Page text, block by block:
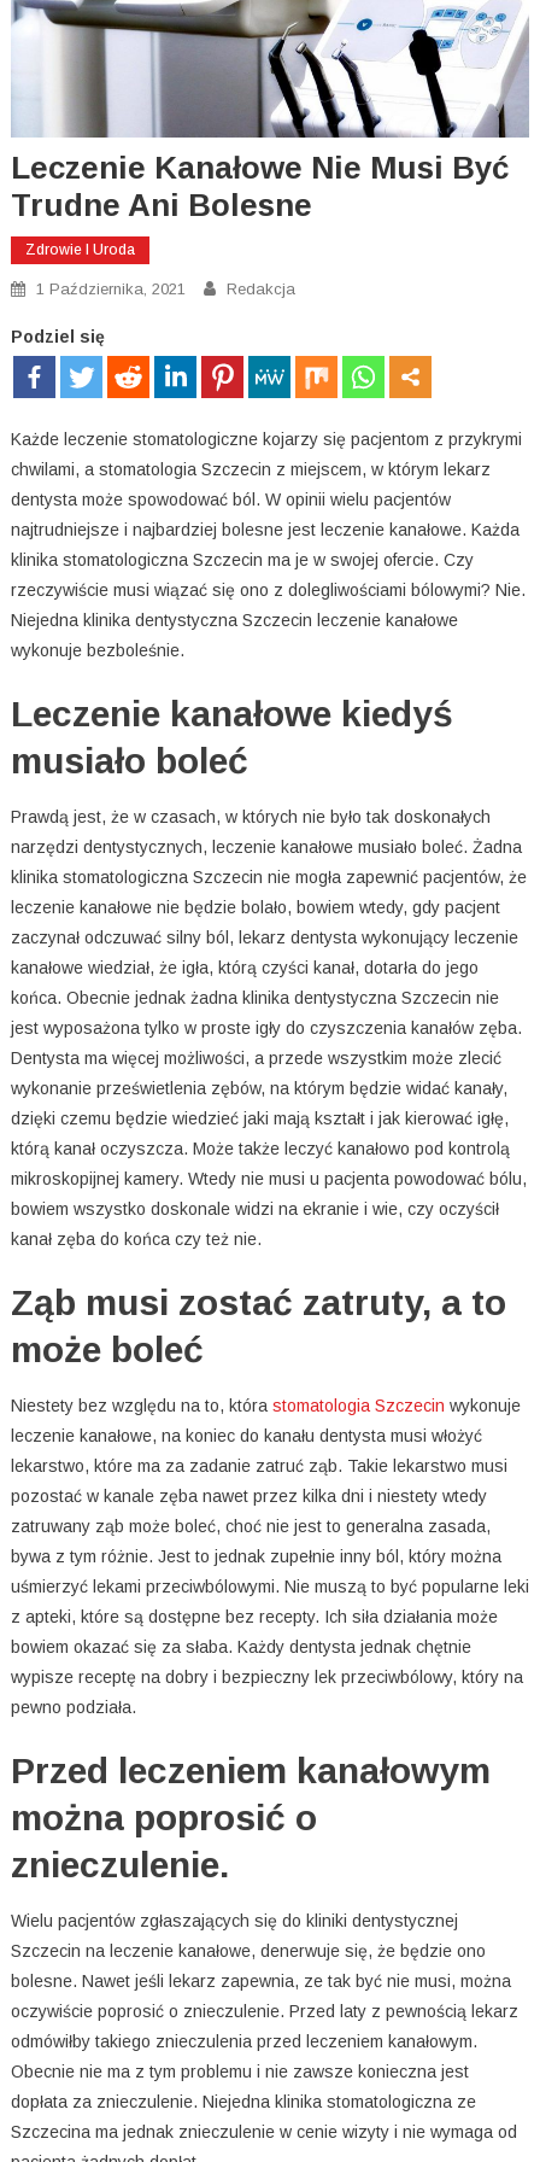
Leczenie Kanałowe Nie Musi Być
Trudne Ani Bolesne
Zdrowie I Uroda
1 Października, 2021 Redakcja
Podziel się
Każde leczenie stomatologiczne kojarzy się pacjentom z przykrymi
chwilami, a stomatologia Szczecin z miejscem, w którym lekarz
dentysta może spowodować ból. W opinii wielu pacjentów
najtrudniejsze i najbardziej bolesne jest leczenie kanałowe. Każda
klinika stomatologiczna Szczecin ma je w swojej ofercie. Czy
rzeczywiście musi wiązać się ono z dolegliwościami bólowymi? Nie.
Niejedna klinika dentystyczna Szczecin leczenie kanałowe
wykonuje bezboleśnie.
Leczenie kanałowe kiedyś
musiało boleć
Prawdą jest, że w czasach, w których nie było tak doskonałych
narzędzi dentystycznych, leczenie kanałowe musiało boleć. Żadna
klinika stomatologiczna Szczecin nie mogła zapewnić pacjentów, że
leczenie kanałowe nie będzie bolało, bowiem wtedy, gdy pacjent
zaczynał odczuwać silny ból, lekarz dentysta wykonujący leczenie
kanałowe wiedział, że igła, którą czyści kanał, dotarła do jego
końca. Obecnie jednak żadna klinika dentystyczna Szczecin nie
jest wyposażona tylko w proste igły do czyszczenia kanałów zęba.
Dentysta ma więcej możliwości, a przede wszystkim może zlecić
wykonanie prześwietlenia zębów, na którym będzie widać kanały,
dzięki czemu będzie wiedzieć jaki mają kształt i jak kierować igłę,
którą kanał oczyszcza. Może także leczyć kanałowo pod kontrolą
mikroskopijnej kamery. Wtedy nie musi u pacjenta powodować bólu,
bowiem wszystko doskonale widzi na ekranie i wie, czy oczyścił
kanał zęba do końca czy też nie.
Ząb musi zostać zatruty, a to
może boleć
Niestety bez względu na to, która stomatologia Szczecin wykonuje
leczenie kanałowe, na koniec do kanału dentysta musi włożyć
lekarstwo, które ma za zadanie zatruć ząb. Takie lekarstwo musi
pozostać w kanale zęba nawet przez kilka dni i niestety wtedy
zatruwany ząb może boleć, choć nie jest to generalna zasada,
bywa z tym różnie. Jest to jednak zupełnie inny ból, który można
uśmierzyć lekami przeciwbólowymi. Nie muszą to być popularne leki
z apteki, które są dostępne bez recepty. Ich siła działania może
bowiem okazać się za słaba. Każdy dentysta jednak chętnie
wypisze receptę na dobry i bezpieczny lek przeciwbólowy, który na
pewno podziała.
Przed leczeniem kanałowym
można poprosić o
znieczulenie.
Wielu pacjentów zgłaszających się do kliniki dentystycznej
Szczecin na leczenie kanałowe, denerwuje się, że będzie ono
bolesne. Nawet jeśli lekarz zapewnia, ze tak być nie musi, można
oczywiście poprosić o znieczulenie. Przed laty z pewnością lekarz
odmówiłby takiego znieczulenia przed leczeniem kanałowym.
Obecnie nie ma z tym problemu i nie zawsze konieczna jest
dopłata za znieczulenie. Niejedna klinika stomatologiczna ze
Szczecina ma jednak znieczulenie w cenie wizyty i nie wymaga od